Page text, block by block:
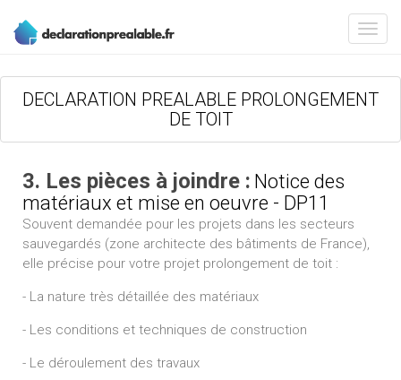
DECLARATION PREALABLE PROLONGEMENT
DE TOIT
3. Les pièces à joindre : Notice des
matériaux et mise en oeuvre - DP11
Souvent demandée pour les projets dans les secteurs
sauvegardés (zone architecte des bâtiments de France),
elle précise pour votre projet prolongement de toit :
- La nature très détaillée des matériaux
- Les conditions et techniques de construction
- Le déroulement des travaux